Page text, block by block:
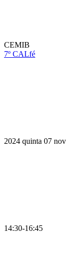
CEMIB
7º CALfé
2024 quinta 07 nov
14:30-16:45